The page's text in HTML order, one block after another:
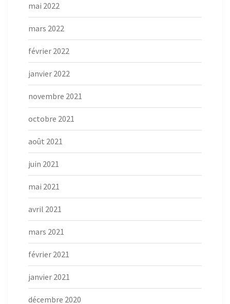
mai 2022
mars 2022
février 2022
janvier 2022
novembre 2021
octobre 2021
août 2021
juin 2021
mai 2021
avril 2021
mars 2021
février 2021
janvier 2021
décembre 2020